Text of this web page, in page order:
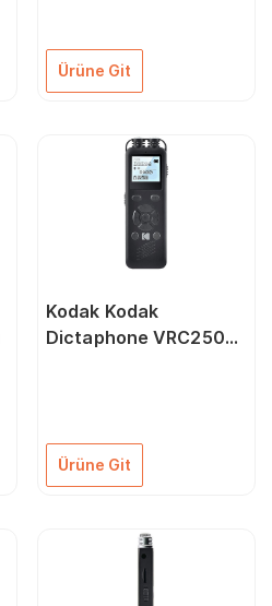
Ürüne Git
Kodak Kodak
Dictaphone VRC250
Ürüne Git